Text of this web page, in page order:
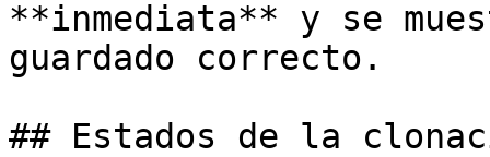
**inmediata** y se
guardado correcto.
## Estados de la